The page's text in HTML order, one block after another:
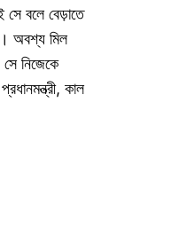
বলে বেড়াতে
অবশ্য মিল
নিজেকে
কাল